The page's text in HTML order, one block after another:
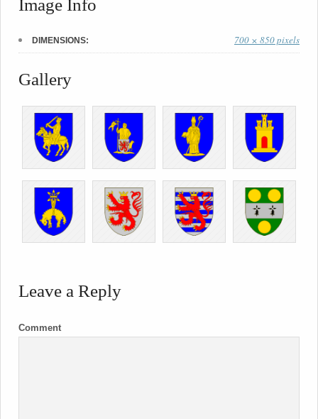
Image Info
DIMENSIONS: 700 × 850 pixels
Gallery
Leave a Reply
Comment